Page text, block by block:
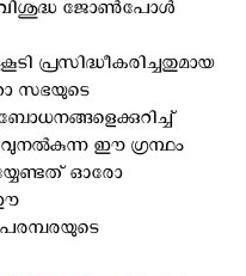
വിശുദ്ധ ജോൺപോൾ
പ്രസിദ്ധീകരിച്ചതുമായ
സഭയുടെ
ഈ ഗ്രന്ഥം
ഓരോ